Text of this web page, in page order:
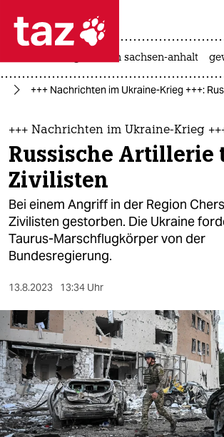
 taz zahl ich
taz zahl ich
themen
politik
öko
gesellschaft
kultur
sport
berlin
nord
wahrheit
verlag
landtagswahl in sachsen-anhalt
+++ Nachrichten im Ukraine-Krieg +++:
+++ Nachrichten im Ukraine-Krieg
Russische Artillerie
Zivilisten
Bei einem Angriff in der Region
Zivilisten gestorben. Die Ukraine
Taurus-Marschflugkörper von der
Bundesregierung.
13.8.2023 13:34 Uhr